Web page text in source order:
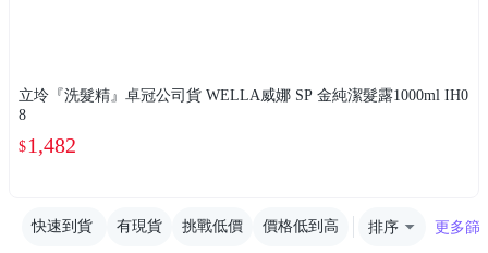
立坽『洗髮精』卓冠公司貨 WELLA威娜 SP 金純潔髮露1000ml IH0
8
$1,482
快速到貨 有現貨 挑戰低價 價格低到高 排序 更多篩